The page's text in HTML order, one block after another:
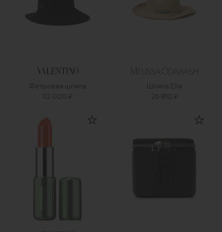
Фетровая шляпа
112 000 ₽
Шляпа Elle
26 810 ₽